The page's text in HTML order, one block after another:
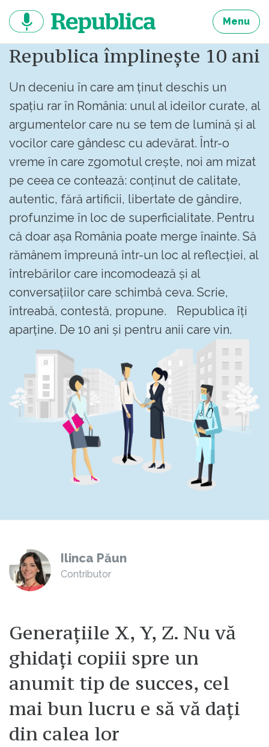
continut
Menu
Republica împlinește 10 ani
Un deceniu în care am ținut deschis un
spațiu rar în România: unul al ideilor curate, al
argumentelor care nu se tem de lumină și al
vocilor care gândesc cu adevărat. Într-o
vreme în care zgomotul crește, noi am mizat
pe ceea ce contează: conținut de calitate,
autentic, fără artificii, libertate de gândire,
profunzime în loc de superficialitate. Pentru
că doar așa România poate merge înainte. Să
rămânem împreună într-un loc al reflecției, al
întrebărilor care incomodează și al
conversațiilor care schimbă ceva. Scrie,
întreabă, contestă, propune. Republica îți
aparține. De 10 ani și pentru anii care vin.
Ilinca Păun
Contributor
Generațiile X, Y, Z. Nu vă
ghidați copiii spre un
anumit tip de succes, cel
mai bun lucru e să vă dați
din calea lor